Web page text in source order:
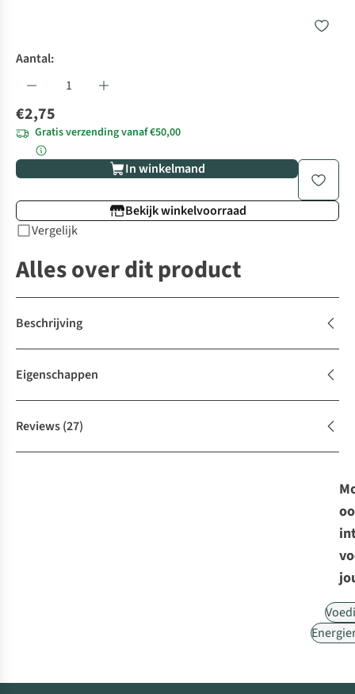
Aantal:
€2,75
Gratis verzending vanaf €50,00
In winkelmand
Bekijk winkelvoorraad
Vergelijk
Alles over dit product
Beschrijving
Eigenschappen
Reviews(27)